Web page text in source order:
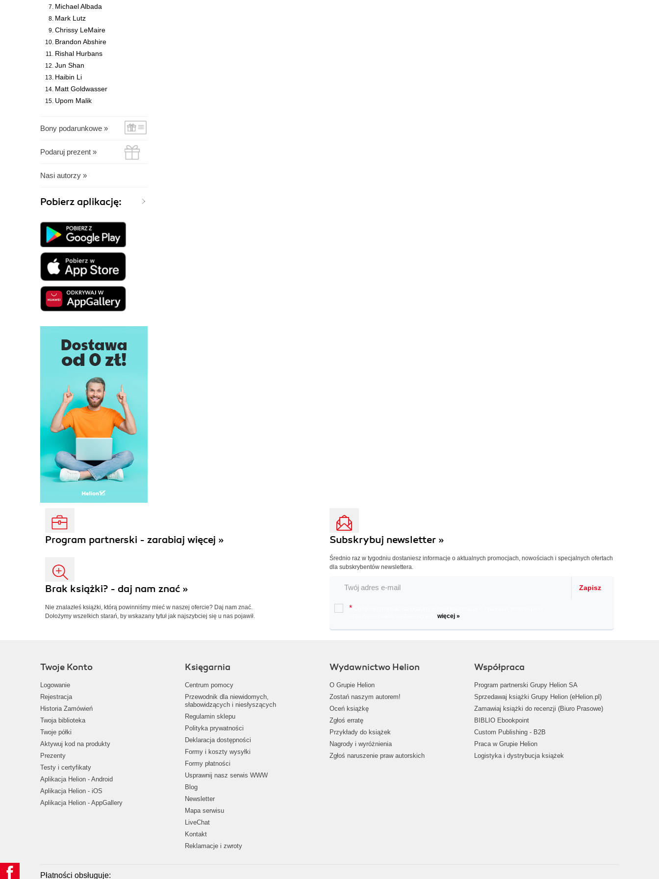
Michael Albada
Mark Lutz
Chrissy LeMaire
Brandon Abshire
Rishal Hurbans
Jun Shan
Haibin Li
Matt Goldwasser
Upom Malik
Bony podarunkowe »
Podaruj prezent »
Nasi autorzy »
Pobierz aplikację:
Program partnerski - zarabiaj więcej »
Brak książki? - daj nam znać »
Nie znalazłeś książki, którą powinniśmy mieć w naszej ofercie? Daj nam znać.
Dołożymy wszelkich starań, by wskazany tytuł jak najszybciej się u nas pojawił.
Subskrybuj newsletter »
Średnio raz w tygodniu dostaniesz informacje o aktualnych promocjach, nowościach i specjalnych ofertach
dla subskrybentów newslettera.
Zapisz
*
więcej »
Twoje Konto
Logowanie
Rejestracja
Historia Zamówień
Twoja biblioteka
Twoje półki
Aktywuj kod na produkty
Prezenty
Testy i certyfikaty
Aplikacja Helion - Android
Aplikacja Helion - iOS
Aplikacja Helion - AppGallery
Księgarnia
Centrum pomocy
Przewodnik dla niewidomych,
słabowidzących i niesłyszących
Regulamin sklepu
Polityka prywatności
Deklaracja dostępności
Formy i koszty wysyłki
Formy płatności
Usprawnij nasz serwis WWW
Blog
Newsletter
Mapa serwisu
LiveChat
Kontakt
Reklamacje i zwroty
Wydawnictwo Helion
O Grupie Helion
Zostań naszym autorem!
Oceń książkę
Zgłoś erratę
Przykłady do książek
Nagrody i wyróżnienia
Zgłoś naruszenie praw autorskich
Współpraca
Program partnerski Grupy Helion SA
Sprzedawaj książki Grupy Helion (eHelion.pl)
Zamawiaj książki do recenzji (Biuro Prasowe)
BIBLIO Ebookpoint
Custom Publishing - B2B
Praca w Grupie Helion
Logistyka i dystrybucja książek
Płatności obsługuje: